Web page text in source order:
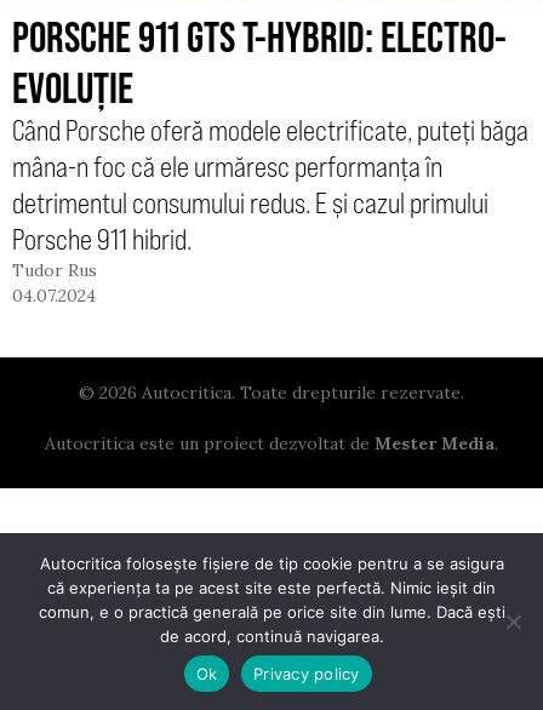
PORSCHE 911 GTS T-HYBRID: ELECTRO-
EVOLUȚIE
Când Porsche oferă modele electrificate, puteți băga
mâna-n foc că ele urmăresc performanța în
detrimentul consumului redus. E și cazul primului
Porsche 911 hibrid.
Tudor Rus
04.07.2024
© 2026 Autocritica. Toate drepturile rezervate.
Autocritica este un proiect dezvoltat de Mester Media.
Autocritica folosește fișiere de tip cookie pentru a se asigura
că experiența ta pe acest site este perfectă. Nimic ieșit din
comun, e o practică generală pe orice site din lume. Dacă ești
de acord, continuă navigarea.
Ok
Privacy policy